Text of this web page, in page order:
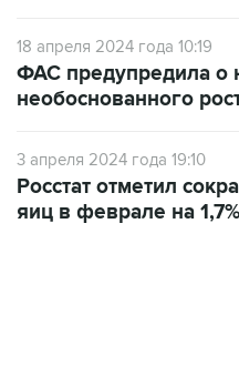
18 апреля 2024 года 10:19
ФАС предупредила о
необоснованного
3 апреля 2024 года 19:10
Росстат отметил
яиц в феврале на 1,7%